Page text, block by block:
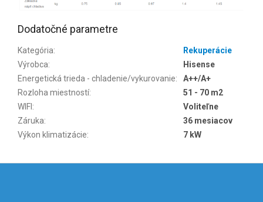
Dodatočné parametre
Kategória:
Rekuperácie
Výrobca:
Hisense
Energetická trieda - chladenie/vykurovanie:
A++/A+
Rozloha miestností:
51 - 70 m2
WIFI :
Voliteľne
Záruka:
36 mesiacov
Výkon klimatizácie: 7 kW